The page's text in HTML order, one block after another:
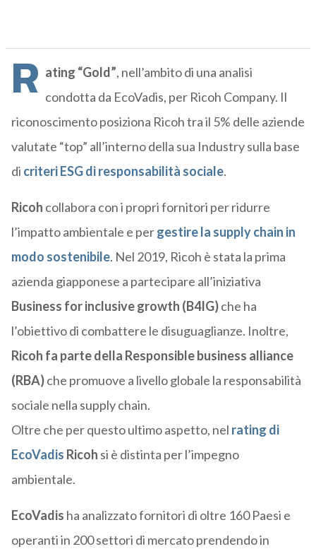
R ating “Gold”, nell’ambito di una analisi
condotta da EcoVadis, per Ricoh Company. Il
riconoscimento posiziona Ricoh tra il 5% delle aziende
valutate “top” all’interno della sua Industry sulla base
di criteri ESG di responsabilità sociale.
Ricoh collabora con i propri fornitori per ridurre
l’impatto ambientale e pergestire la supply chain in
modo sostenibile. Nel 2019, Ricoh è stata la prima
azienda giapponese a partecipare all’iniziativa
Business for inclusive growth (B4IG)che ha
l’obiettivo di combattere le disuguaglianze. Inoltre,
Ricoh fa parte della Responsible business alliance
(RBA)che promuove a livello globale la responsabilità
sociale nella supply chain.
Oltre che per questo ultimo aspetto, nel rating di
EcoVadis Ricoh si è distinta per l’impegno
ambientale.
EcoVadis ha analizzato fornitori di oltre 160 Paesi e
operanti in 200 settori di mercato prendendo in